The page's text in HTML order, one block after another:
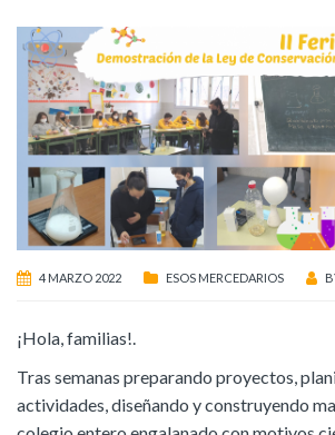
4 MARZO 2022 ESOS MERCEDARIOS
¡Hola, familias!.
Tras semanas preparando proyectos,
actividades, diseñando y construyendo